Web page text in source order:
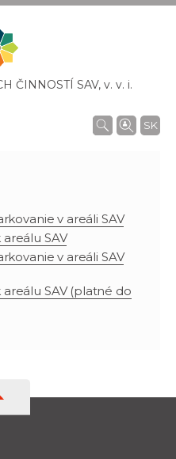
ČINNOSTÍ SAV, v. v. i.
SK
v areáli SAV
SAV
v areáli SAV
SAV (platné do